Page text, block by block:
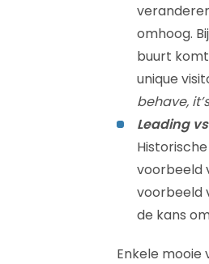
omhoog. Bij
buurt
unique
behave,
Leading
voorbeeld
voorbeeld
de kans
Enkele